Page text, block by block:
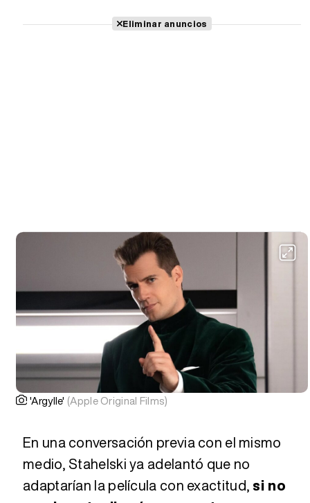
Eliminar anuncios
'Argylle' (Apple Original Films)
En una conversación previa con el mismo
medio, Stahelski ya adelantó que no
adaptarían la película con exactitud, si no